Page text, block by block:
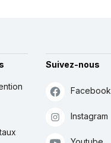
Suivez-nous
Facebook
Instagram